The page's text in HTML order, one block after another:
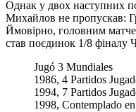
Однак у двох наступних
Михайлов не пропускав:
Ймовірно, головним
став поєдинок 1/8
Jugó 3 Mundiales
1986, 4 Partidos
1994, 7 Partidos
1998, Contemplado